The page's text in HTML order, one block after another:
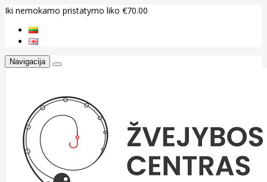
Iki nemokamo pristatymo liko €70.00
Navigacija